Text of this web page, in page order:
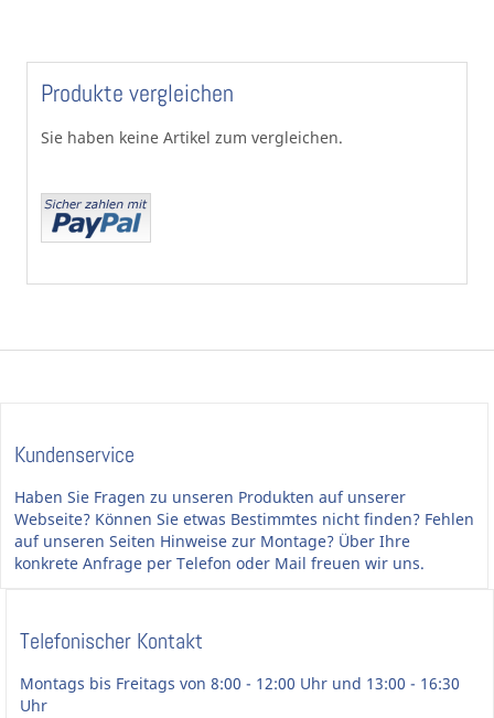
Produkte vergleichen
Sie haben keine Artikel zum vergleichen.
Kundenservice
Haben Sie Fragen zu unseren Produkten auf unserer
Webseite? Können Sie etwas Bestimmtes nicht finden? Fehlen
auf unseren Seiten Hinweise zur Montage? Über Ihre
konkrete Anfrage per Telefon oder Mail freuen wir uns.
Telefonischer Kontakt
Montags bis Freitags von 8:00 - 12:00 Uhr und 13:00 - 16:30
Uhr